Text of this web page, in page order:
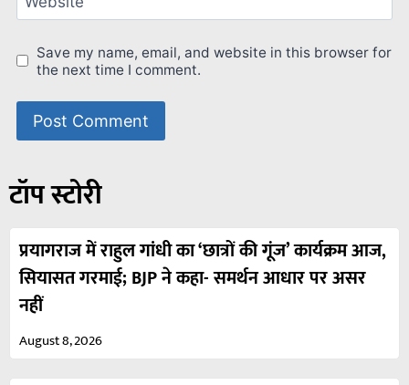
Save my name, email, and website in this browser for
the next time I comment.
टॉप स्टोरी
प्रयागराज में राहुल गांधी का ‘छात्रों की गूंज’ कार्यक्रम आज,
सियासत गरमाई; BJP ने कहा- समर्थन आधार पर असर
नहीं
August 8, 2026